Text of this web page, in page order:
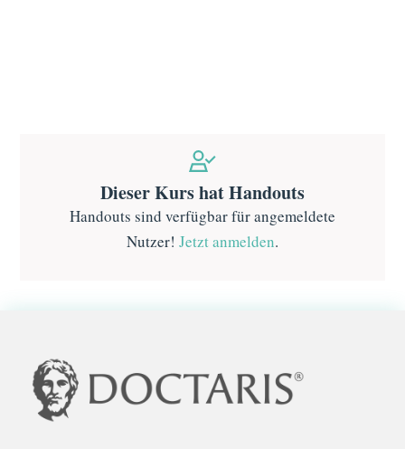
Dieser Kurs hat Handouts
Handouts sind verfügbar für angemeldete
Nutzer! Jetzt anmelden.